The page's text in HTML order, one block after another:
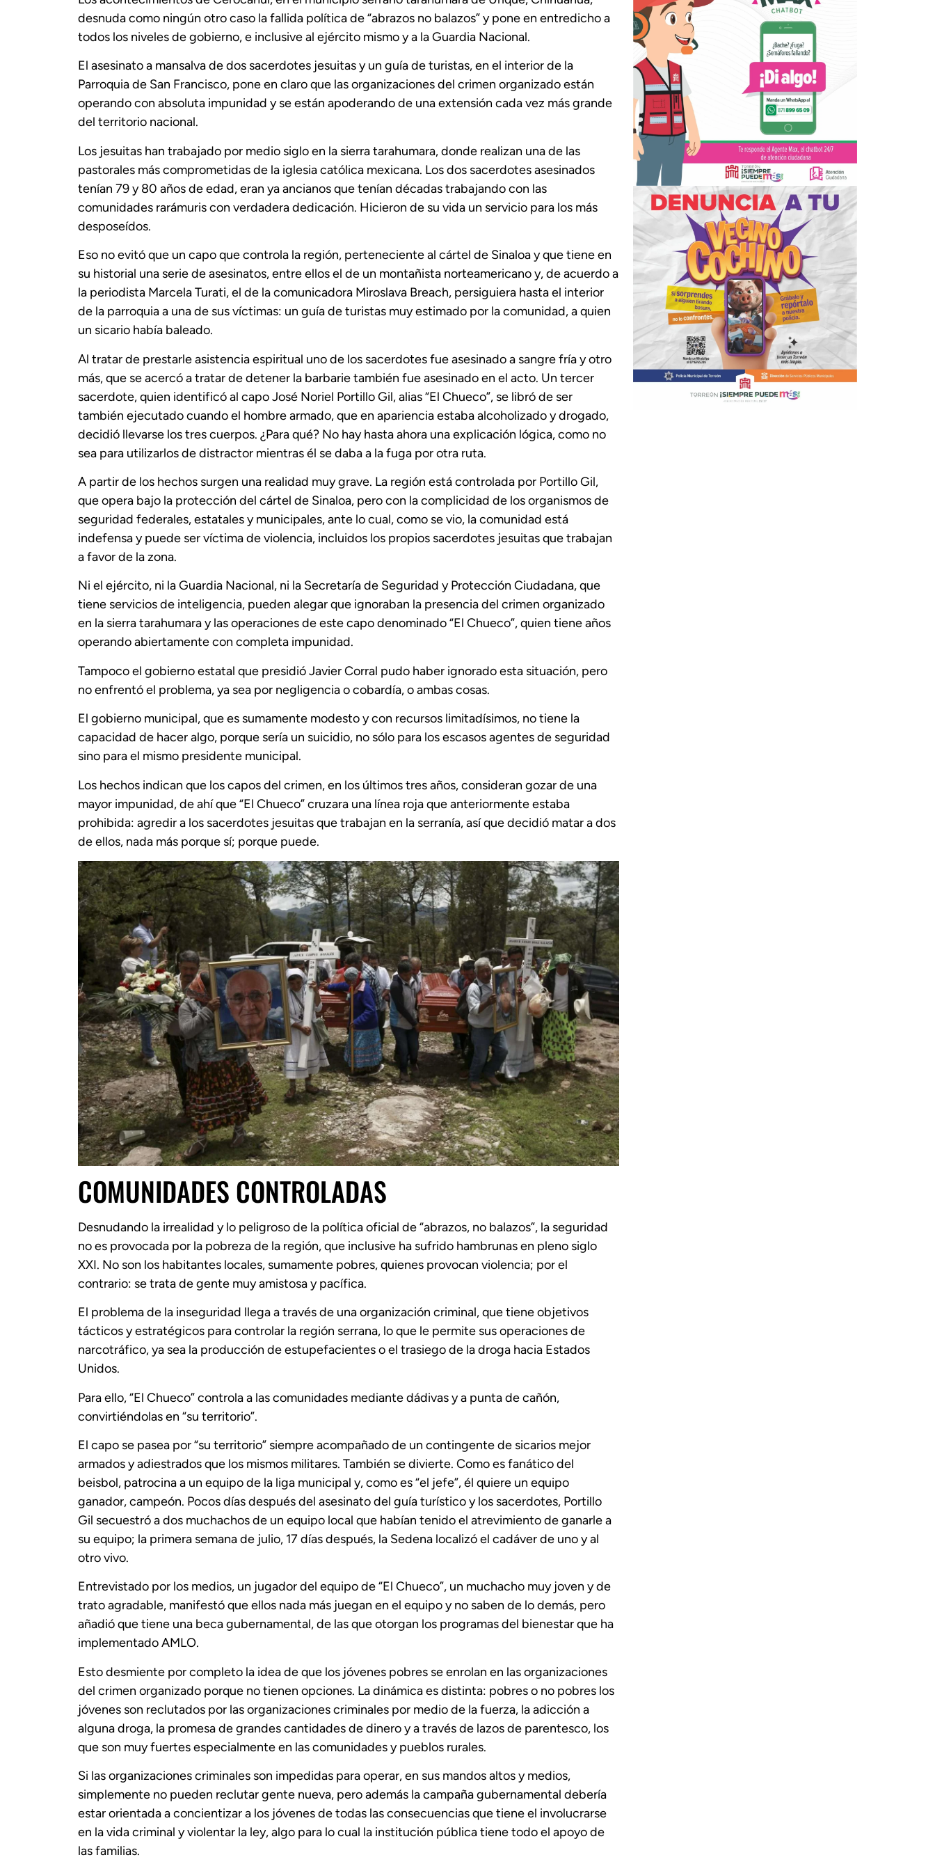
desnuda como ningún otro caso la fallida política de “abrazos no balazos” y pone en entredicho a
todos los niveles de gobierno, e inclusive al ejército mismo y a la Guardia Nacional.
El asesinato a mansalva de dos sacerdotes jesuitas y un guía de turistas, en el interior de la
Parroquia de San Francisco, pone en claro que las organizaciones del crimen organizado están
operando con absoluta impunidad y se están apoderando de una extensión cada vez más grande
del territorio nacional.
Los jesuitas han trabajado por medio siglo en la sierra tarahumara, donde realizan una de las
pastorales más comprometidas de la iglesia católica mexicana. Los dos sacerdotes asesinados
tenían 79 y 80 años de edad, eran ya ancianos que tenían décadas trabajando con las
comunidades rarámuris con verdadera dedicación. Hicieron de su vida un servicio para los más
desposeídos.
Eso no evitó que un capo que controla la región, perteneciente al cártel de Sinaloa y que tiene en
su historial una serie de asesinatos, entre ellos el de un montañista norteamericano y, de acuerdo a
la periodista Marcela Turati, el de la comunicadora Miroslava Breach, persiguiera hasta el interior
de la parroquia a una de sus víctimas: un guía de turistas muy estimado por la comunidad, a quien
un sicario había baleado.
Al tratar de prestarle asistencia espiritual uno de los sacerdotes fue asesinado a sangre fría y otro
más, que se acercó a tratar de detener la barbarie también fue asesinado en el acto. Un tercer
sacerdote, quien identificó al capo José Noriel Portillo Gil, alias “El Chueco”, se libró de ser
también ejecutado cuando el hombre armado, que en apariencia estaba alcoholizado y drogado,
decidió llevarse los tres cuerpos. ¿Para qué? No hay hasta ahora una explicación lógica, como no
sea para utilizarlos de distractor mientras él se daba a la fuga por otra ruta.
A partir de los hechos surgen una realidad muy grave. La región está controlada por Portillo Gil,
que opera bajo la protección del cártel de Sinaloa, pero con la complicidad de los organismos de
seguridad federales, estatales y municipales, ante lo cual, como se vio, la comunidad está
indefensa y puede ser víctima de violencia, incluidos los propios sacerdotes jesuitas que trabajan
a favor de la zona.
Ni el ejército, ni la Guardia Nacional, ni la Secretaría de Seguridad y Protección Ciudadana, que
tiene servicios de inteligencia, pueden alegar que ignoraban la presencia del crimen organizado
en la sierra tarahumara y las operaciones de este capo denominado “El Chueco”, quien tiene años
operando abiertamente con completa impunidad.
Tampoco el gobierno estatal que presidió Javier Corral pudo haber ignorado esta situación, pero
no enfrentó el problema, ya sea por negligencia o cobardía, o ambas cosas.
El gobierno municipal, que es sumamente modesto y con recursos limitadísimos, no tiene la
capacidad de hacer algo, porque sería un suicidio, no sólo para los escasos agentes de seguridad
sino para el mismo presidente municipal.
Los hechos indican que los capos del crimen, en los últimos tres años, consideran gozar de una
mayor impunidad, de ahí que “El Chueco” cruzara una línea roja que anteriormente estaba
prohibida: agredir a los sacerdotes jesuitas que trabajan en la serranía, así que decidió matar a dos
de ellos, nada más porque sí; porque puede.
COMUNIDADES CONTROLADAS
Desnudando la irrealidad y lo peligroso de la política oficial de “abrazos, no balazos”, la seguridad
no es provocada por la pobreza de la región, que inclusive ha sufrido hambrunas en pleno siglo
XXI. No son los habitantes locales, sumamente pobres, quienes provocan violencia; por el
contrario: se trata de gente muy amistosa y pacífica.
El problema de la inseguridad llega a través de una organización criminal, que tiene objetivos
tácticos y estratégicos para controlar la región serrana, lo que le permite sus operaciones de
narcotráfico, ya sea la producción de estupefacientes o el trasiego de la droga hacia Estados
Unidos.
Para ello, “El Chueco” controla a las comunidades mediante dádivas y a punta de cañón,
convirtiéndolas en “su territorio”.
El capo se pasea por “su territorio” siempre acompañado de un contingente de sicarios mejor
armados y adiestrados que los mismos militares. También se divierte. Como es fanático del
beisbol, patrocina a un equipo de la liga municipal y, como es “el jefe”, él quiere un equipo
ganador, campeón. Pocos días después del asesinato del guía turístico y los sacerdotes, Portillo
Gil secuestró a dos muchachos de un equipo local que habían tenido el atrevimiento de ganarle a
su equipo; la primera semana de julio, 17 días después, la Sedena localizó el cadáver de uno y al
otro vivo.
Entrevistado por los medios, un jugador del equipo de “El Chueco”, un muchacho muy joven y de
trato agradable, manifestó que ellos nada más juegan en el equipo y no saben de lo demás, pero
añadió que tiene una beca gubernamental, de las que otorgan los programas del bienestar que ha
implementado AMLO.
Esto desmiente por completo la idea de que los jóvenes pobres se enrolan en las organizaciones
del crimen organizado porque no tienen opciones. La dinámica es distinta: pobres o no pobres los
jóvenes son reclutados por las organizaciones criminales por medio de la fuerza, la adicción a
alguna droga, la promesa de grandes cantidades de dinero y a través de lazos de parentesco, los
que son muy fuertes especialmente en las comunidades y pueblos rurales.
Si las organizaciones criminales son impedidas para operar, en sus mandos altos y medios,
simplemente no pueden reclutar gente nueva, pero además la campaña gubernamental debería
estar orientada a concientizar a los jóvenes de todas las consecuencias que tiene el involucrarse
en la vida criminal y violentar la ley, algo para lo cual la institución pública tiene todo el apoyo de
las familias.